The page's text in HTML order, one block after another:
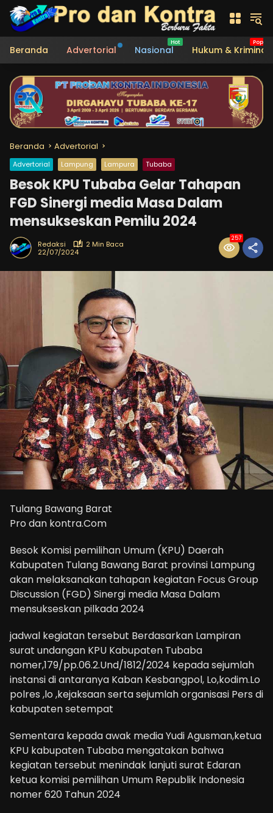
Langsung
konten
Beranda
Advertorial Nasional Hukum & Kriminal
Beranda Advertorial
Advertorial Lampung Lampura Tubaba
Besok KPU Tubaba Gelar Tahapan
FGD Sinergi media Masa Dalam
mensukseskan Pemilu 2024
Redaksi
2 Min Baca
22/07/2024
257
Tulang Bawang Barat
Pro dan kontra.Com
Besok Komisi pemilihan Umum (KPU) Daerah
Kabupaten Tulang Bawang Barat provinsi Lampung
akan melaksanakan tahapan kegiatan Focus Group
Discussion (FGD) Sinergi media Masa Dalam
mensukseskan pilkada 2024
jadwal kegiatan tersebut Berdasarkan Lampiran
surat undangan KPU Kabupaten Tubaba
nomer,179/pp.06.2.Und/1812/2024 kepada sejumlah
instansi di antaranya Kaban Kesbangpol, Lo,kodim.Lo
polres ,lo ,kejaksaan serta sejumlah organisasi Pers di
kabupaten setempat
Sementara kepada awak media Yudi Agusman,ketua
KPU kabupaten Tubaba mengatakan bahwa
kegiatan tersebut menindak lanjuti surat Edaran
ketua komisi pemilihan Umum Republik Indonesia
nomer 620 Tahun 2024